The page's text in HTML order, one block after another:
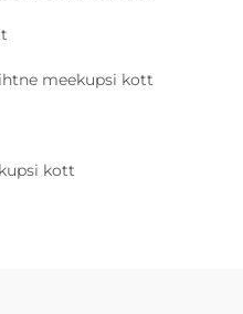
meekupsi kott
kott